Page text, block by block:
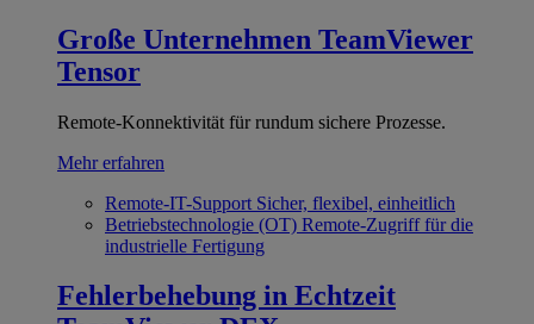
Große Unternehmen TeamViewer
Tensor
Remote-Konnektivität für rundum sichere Prozesse.
Mehr erfahren
Remote-IT-Support Sicher, flexibel, einheitlich
Betriebstechnologie (OT) Remote-Zugriff für die
industrielle Fertigung
Fehlerbehebung in Echtzeit